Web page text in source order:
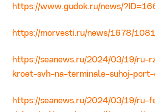
https://www.gudok.ru/news/
https://morvesti.ru/news/1678/
https://seanews.ru/2024/03/19/ru-
kroet-svh-na-terminale-suhoj-port-
https://seanews.ru/2024/03/19/ru-